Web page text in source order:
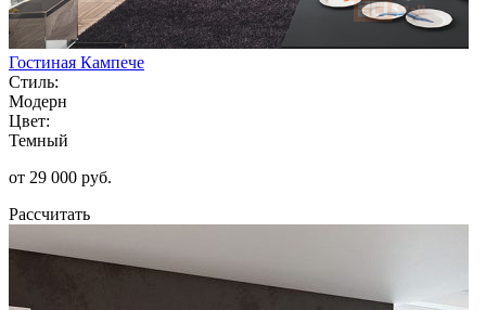
Гостиная Кампече
Стиль:
Модерн
Цвет:
Темный
от 29 000 руб.
Рассчитать